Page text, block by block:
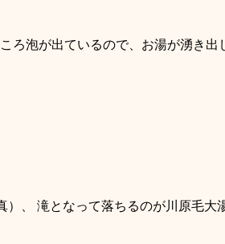
ろ泡が出ているので、お湯が湧き
、 滝となって落ちるのが川原毛